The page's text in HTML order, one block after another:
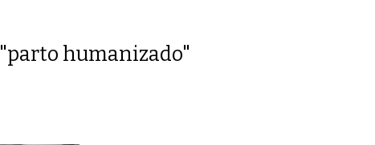
"parto humanizado"